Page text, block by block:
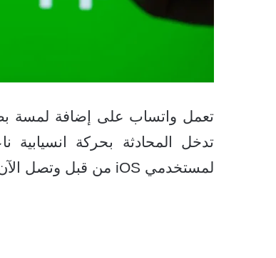
تعمل واتساب على إضافة لمسة
تدخل المحادثة بحركة
لمستخدمي iOS من قبل وتصل الآن إلى أندرويد لتوحيد التجربة بين النظامين.